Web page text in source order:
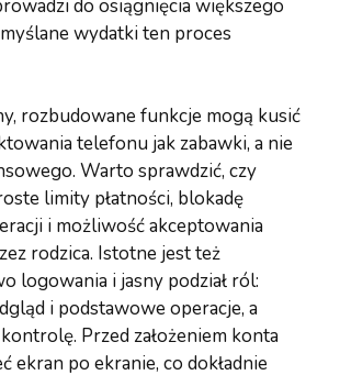
do osiągnięcia większego
wydatki ten proces
rozbudowane funkcje mogą kusić
telefonu jak zabawki, a nie
Warto sprawdzić, czy
limity płatności, blokadę
i możliwość akceptowania
rodzica. Istotne jest też
logowania i jasny podział ról:
i podstawowe operacje, a
Przed założeniem konta
ekran po ekranie, co dokładnie